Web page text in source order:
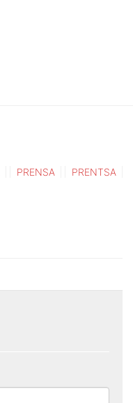
PRENSA PRENTSA